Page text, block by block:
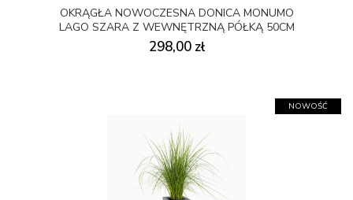
OKRĄGŁA NOWOCZESNA DONICA MONUMO
LAGO SZARA Z WEWNĘTRZNĄ PÓŁKĄ 50CM
298,00 zł
NOWOŚĆ